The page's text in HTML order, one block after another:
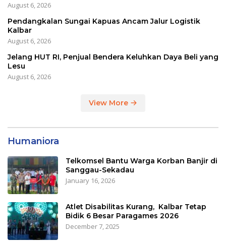
August 6, 2026
Pendangkalan Sungai Kapuas Ancam Jalur Logistik
Kalbar
August 6, 2026
Jelang HUT RI, Penjual Bendera Keluhkan Daya Beli yang
Lesu
August 6, 2026
View More
Humaniora
Telkomsel Bantu Warga Korban Banjir di
Sanggau-Sekadau
January 16, 2026
Atlet Disabilitas Kurang, Kalbar Tetap
Bidik 6 Besar Paragames 2026
December 7, 2025